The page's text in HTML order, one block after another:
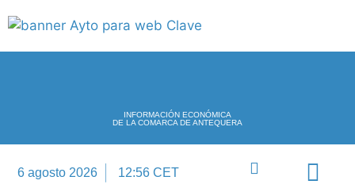
INFORMACIÓN ECONÓMICA
DE LA COMARCA DE ANTEQUERA
6 agosto 2026 12:56 CET